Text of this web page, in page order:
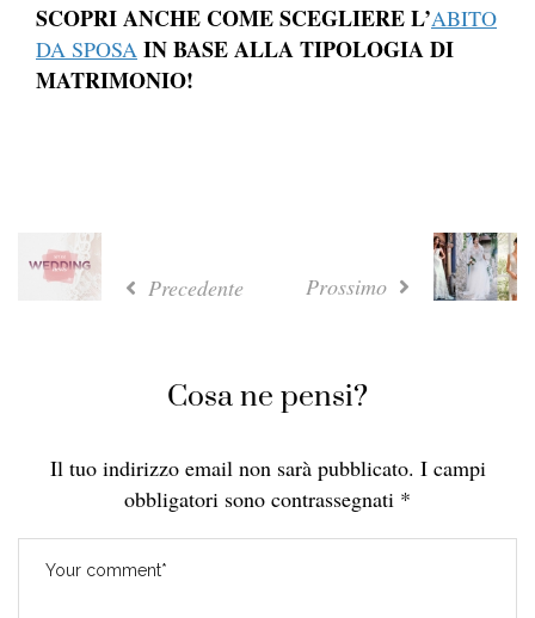
SCOPRI ANCHE COME SCEGLIERE L’ABITO
DA SPOSA IN BASE ALLA TIPOLOGIA DI
MATRIMONIO!
Precedente Prossimo
Cosa ne pensi?
Il tuo indirizzo email non sarà pubblicato. I campi
obbligatori sono contrassegnati *